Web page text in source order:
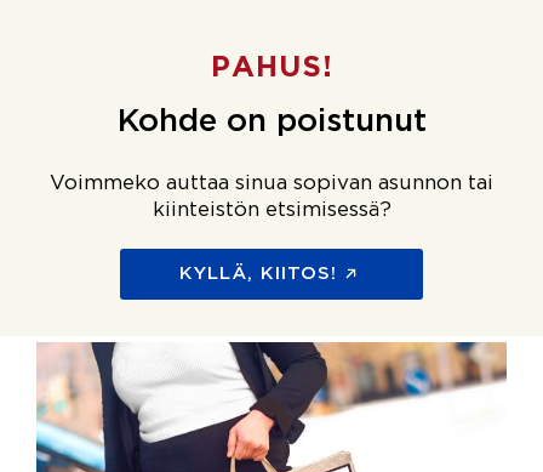
PAHUS!
Kohde on poistunut
Voimmeko auttaa sinua sopivan asunnon tai
kiinteistön etsimisessä?
KYLLÄ, KIITOS!